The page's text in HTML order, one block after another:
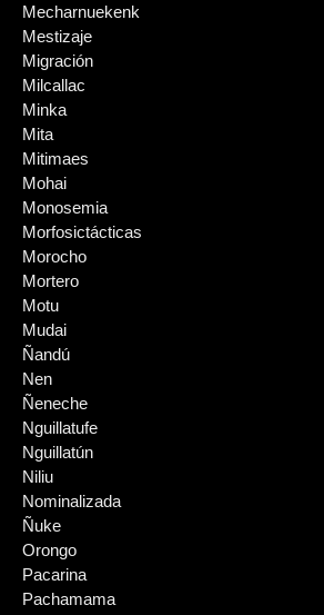
Mecharnuekenk
Mestizaje
Migración
Milcallac
Minka
Mita
Mitimaes
Mohai
Monosemia
Morfosictácticas
Morocho
Mortero
Motu
Mudai
Ñandú
Nen
Ñeneche
Nguillatufe
Nguillatún
Niliu
Nominalizada
Ñuke
Orongo
Pacarina
Pachamama